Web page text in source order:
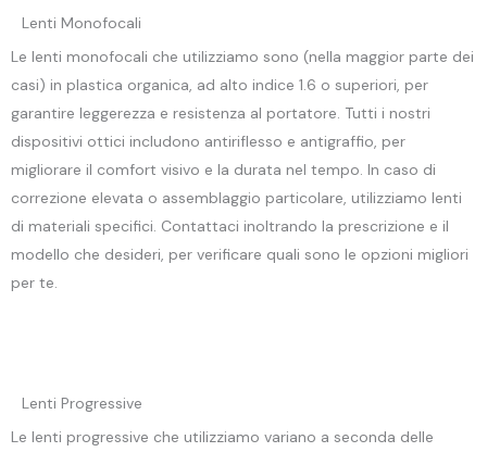
Lenti Monofocali
Le lenti monofocali che utilizziamo sono (nella maggior parte dei
casi) in plastica organica, ad alto indice 1.6 o superiori, per
garantire leggerezza e resistenza al portatore. Tutti i nostri
dispositivi ottici includono antiriflesso e antigraffio, per
migliorare il comfort visivo e la durata nel tempo. In caso di
correzione elevata o assemblaggio particolare, utilizziamo lenti
di materiali specifici. Contattaci inoltrando la prescrizione e il
modello che desideri, per verificare quali sono le opzioni migliori
per te.
Lenti Progressive
Le lenti progressive che utilizziamo variano a seconda delle